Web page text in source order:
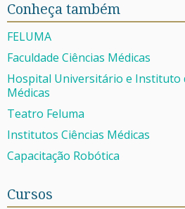
Conheça também
FELUMA
Faculdade Ciências Médicas
Hospital Universitário e Instituto
Médicas
Teatro Feluma
Institutos Ciências Médicas
Capacitação Robótica
Cursos